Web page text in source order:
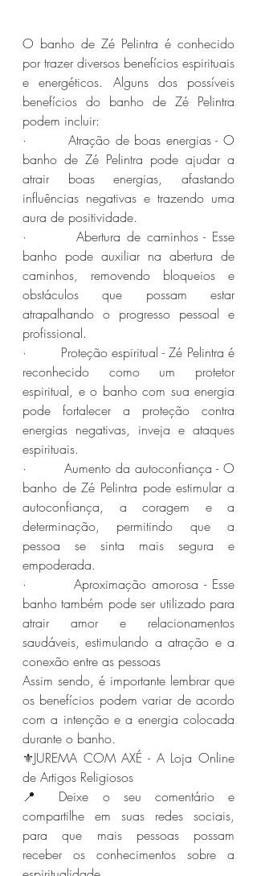
O banho de Zé Pelintra é conhecido
por trazer diversos benefícios espirituais
e energéticos. Alguns dos possíveis
benefícios do banho de Zé Pelintra
podem incluir:
·        Atração de boas energias - O
banho de Zé Pelintra pode ajudar a
atrair boas energias, afastando
influências negativas e trazendo uma
aura de positividade.
·        Abertura de caminhos - Esse
banho pode auxiliar na abertura de
caminhos, removendo bloqueios e
obstáculos que possam estar
atrapalhando o progresso pessoal e
profissional.
·        Proteção espiritual - Zé Pelintra é
reconhecido como um protetor
espiritual, e o banho com sua energia
pode fortalecer a proteção contra
energias negativas, inveja e ataques
espirituais.
·        Aumento da autoconfiança - O
banho de Zé Pelintra pode estimular a
autoconfiança, a coragem e a
determinação, permitindo que a
pessoa se sinta mais segura e
empoderada.
·        Aproximação amorosa - Esse
banho também pode ser utilizado para
atrair amor e relacionamentos
saudáveis, estimulando a atração e a
conexão entre as pessoas
Assim sendo, é importante lembrar que
os benefícios podem variar de acordo
com a intenção e a energia colocada
durante o banho.
⚜️JUREMA COM AXÉ - A Loja Online
de Artigos Religiosos
📍 Deixe o seu comentário e
compartilhe em suas redes sociais,
para que mais pessoas possam
receber os conhecimentos sobre a